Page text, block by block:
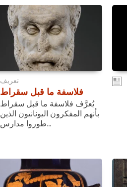
تعريف
فلاسفة ما قبل سقراط
يُعرَّف فلاسفة ما قبل سقراط
بأنهم المفكرون اليونانيون الذين
طوروا مدارس...